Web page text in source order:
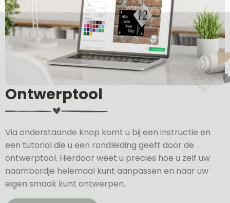
Ontwerptool
Via onderstaande knop komt u bij een instructie en
een tutorial die u een rondleiding geeft door de
ontwerptool. Hierdoor weet u precies hoe u zelf uw
naambordje helemaal kunt aanpassen en naar uw
eigen smaak kunt ontwerpen.